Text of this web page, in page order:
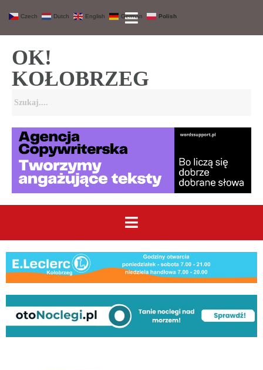
OK!
KOŁOBRZEG
Czech Dutch English German Polish